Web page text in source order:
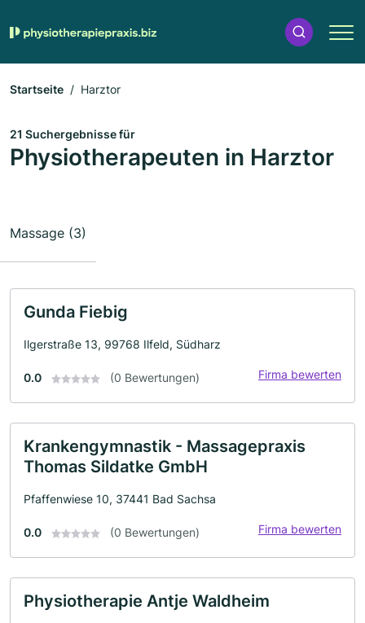
Startseite Harztor
21 Suchergebnisse für
Physiotherapeuten in Harztor
Massage (3)
Gunda Fiebig
Ilgerstraße 13, 99768 Ilfeld, Südharz
0.0 (0 Bewertungen) Firma bewerten
Krankengymnastik - Massagepraxis
Thomas Sildatke GmbH
Pfaffenwiese 10, 37441 Bad Sachsa
0.0 (0 Bewertungen) Firma bewerten
Physiotherapie Antje Waldheim